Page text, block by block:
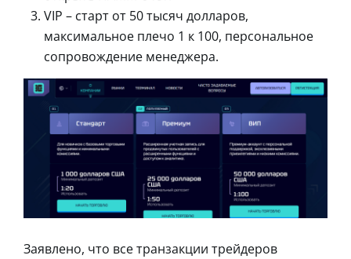
VIP – старт от 50 тысяч долларов,
максимальное плечо 1 к 100, персональное
сопровождение менеджера.
Заявлено, что все транзакции трейдеров